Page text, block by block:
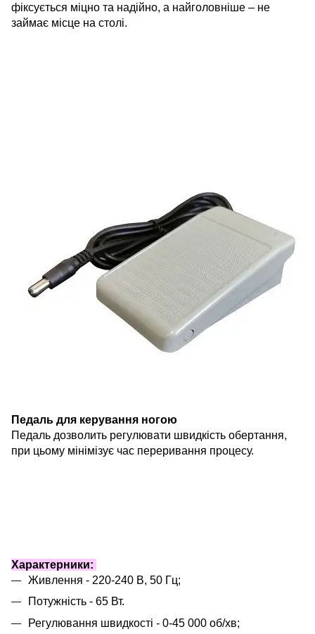
фіксується міцно та надійно, а найголовніше – не
займає місце на столі.
Педаль для керування ногою
Педаль дозволить регулювати швидкість обертання,
при цьому мінімізує час переривання процесу.
Характерники:
Живлення - 220-240 В, 50 Гц;
Потужність - 65 Вт.
Регулювання швидкості - 0-45 000 об/хв;